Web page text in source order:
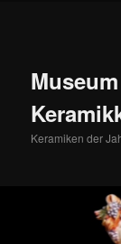
Keramiken der